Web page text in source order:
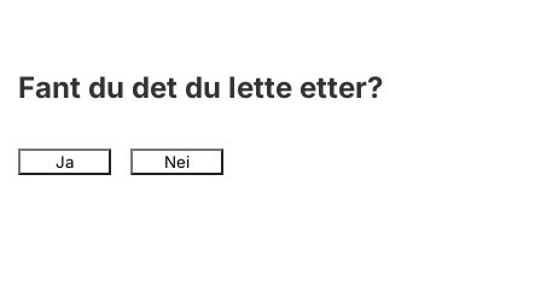
Fant du det du lette etter?
Ja Nei